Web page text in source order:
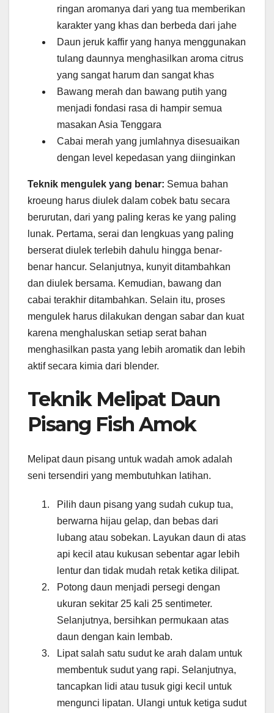
ringan aromanya dari yang tua memberikan
karakter yang khas dan berbeda dari jahe
Daun jeruk kaffir yang hanya menggunakan
tulang daunnya menghasilkan aroma citrus
yang sangat harum dan sangat khas
Bawang merah dan bawang putih yang
menjadi fondasi rasa di hampir semua
masakan Asia Tenggara
Cabai merah yang jumlahnya disesuaikan
dengan level kepedasan yang diinginkan
Teknik mengulek yang benar: Semua bahan
kroeung harus diulek dalam cobek batu secara
berurutan, dari yang paling keras ke yang paling
lunak. Pertama, serai dan lengkuas yang paling
berserat diulek terlebih dahulu hingga benar-
benar hancur. Selanjutnya, kunyit ditambahkan
dan diulek bersama. Kemudian, bawang dan
cabai terakhir ditambahkan. Selain itu, proses
mengulek harus dilakukan dengan sabar dan kuat
karena menghaluskan setiap serat bahan
menghasilkan pasta yang lebih aromatik dan lebih
aktif secara kimia dari blender.
Teknik Melipat Daun
Pisang Fish Amok
Melipat daun pisang untuk wadah amok adalah
seni tersendiri yang membutuhkan latihan.
Pilih daun pisang yang sudah cukup tua,
berwarna hijau gelap, dan bebas dari
lubang atau sobekan. Layukan daun di atas
api kecil atau kukusan sebentar agar lebih
lentur dan tidak mudah retak ketika dilipat.
Potong daun menjadi persegi dengan
ukuran sekitar 25 kali 25 sentimeter.
Selanjutnya, bersihkan permukaan atas
daun dengan kain lembab.
Lipat salah satu sudut ke arah dalam untuk
membentuk sudut yang rapi. Selanjutnya,
tancapkan lidi atau tusuk gigi kecil untuk
mengunci lipatan. Ulangi untuk ketiga sudut